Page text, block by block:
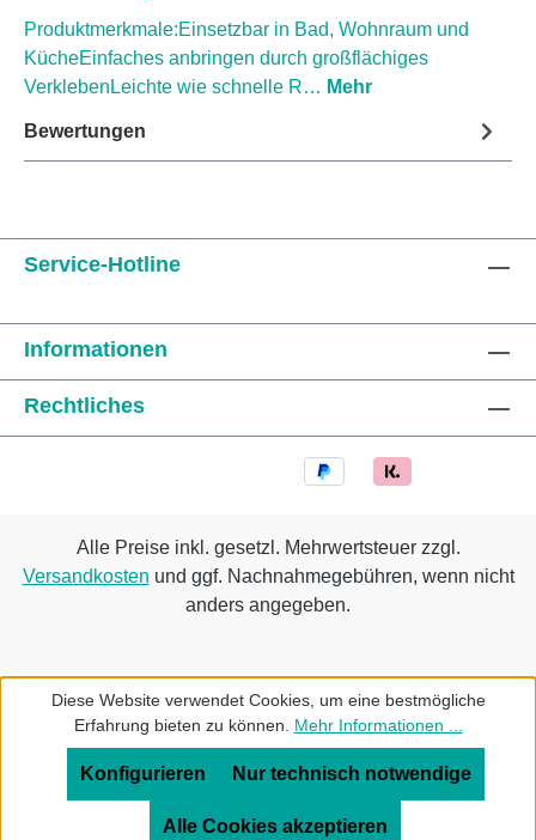
Produktmerkmale:Einsetzbar in Bad, Wohnraum und
KücheEinfaches anbringen durch großflächiges
VerklebenLeichte wie schnelle R… Mehr
Bewertungen
Service-Hotline
Informationen
Rechtliches
Alle Preise inkl. gesetzl. Mehrwertsteuer zzgl.
Versandkosten und ggf. Nachnahmegebühren, wenn nicht
anders angegeben.
Diese Website verwendet Cookies, um eine bestmögliche
Erfahrung bieten zu können. Mehr Informationen ...
Nur technisch notwendige
Konfigurieren
Alle Cookies akzeptieren